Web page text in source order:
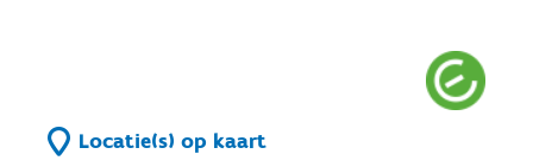
Locatie(s) op kaart